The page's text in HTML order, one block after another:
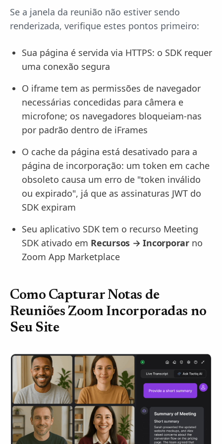
Se a janela da reunião não estiver sendo
renderizada, verifique estes pontos primeiro:
Sua página é servida via HTTPS: o SDK requer
uma conexão segura
O iframe tem as permissões de navegador
necessárias concedidas para câmera e
microfone; os navegadores bloqueiam-nas
por padrão dentro de iFrames
O cache da página está desativado para a
página de incorporação: um token em cache
obsoleto causa um erro de "token inválido
ou expirado", já que as assinaturas JWT do
SDK expiram
Seu aplicativo SDK tem o recurso Meeting
SDK ativado em Recursos → Incorporarno
Zoom App Marketplace
Como Capturar Notas de
Reuniões Zoom Incorporadas no
Seu Site